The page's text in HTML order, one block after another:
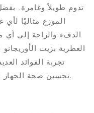
تدوم طويلاً وغامرة.
الموزع مثاليًا
الدفء والراحة إلى
العطرية بزيت
تجربة الفوائد
تحسين صحة الجهاز التنفسي إلى تحسين الصحة العامة.